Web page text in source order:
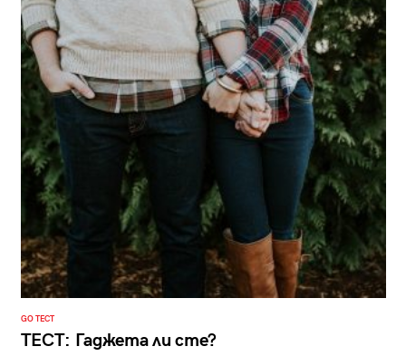
GO ТЕСТ
ТЕСТ: Гаджета ли сте?